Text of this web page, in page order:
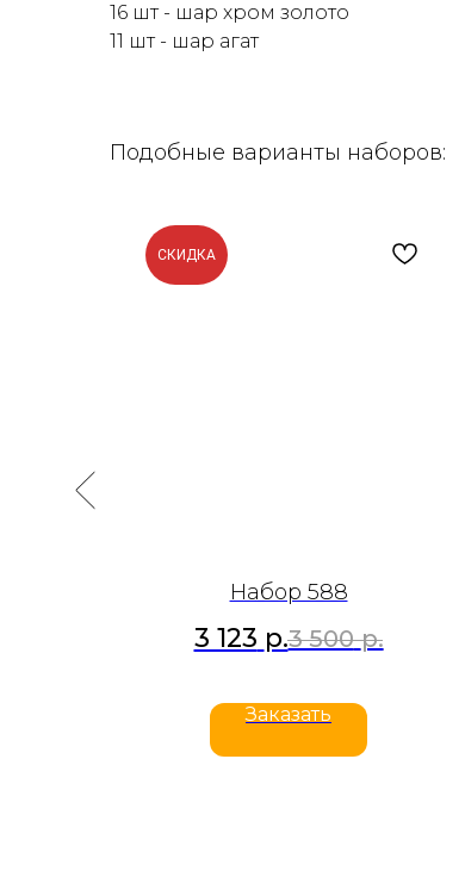
16 шт - шар хром золото
11 шт - шар агат
Подобные варианты наборов:
СКИДКА
Набор 588
3 123 р.3 500 р.
Заказать